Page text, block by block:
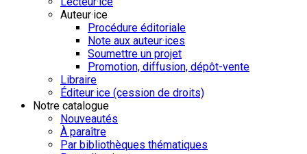
Auteur·ice
Procédure éditoriale
Note aux auteur·ices
Soumettre un projet
Promotion, diffusion, dépôt-vente
Libraire
Éditeur·ice (cession de droits)
Notre catalogue
Nouveautés
À paraître
Par bibliothèques thématiques